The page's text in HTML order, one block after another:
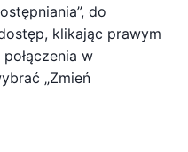
do
klikając prawym
w
„Zmień